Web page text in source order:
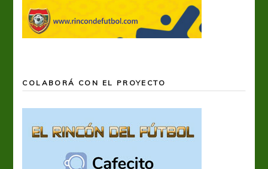
COLABORÁ CON EL PROYECTO